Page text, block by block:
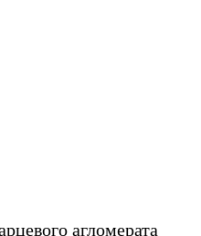
агломерата